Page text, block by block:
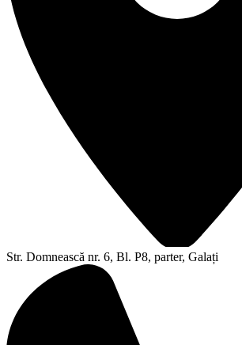
Str. Domnească nr. 6, Bl. P8, parter, Galați